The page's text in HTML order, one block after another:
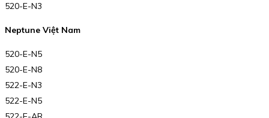
520-E-N3
Neptune Việt Nam
520-E-N5
520-E-N8
522-E-N3
522-E-N5